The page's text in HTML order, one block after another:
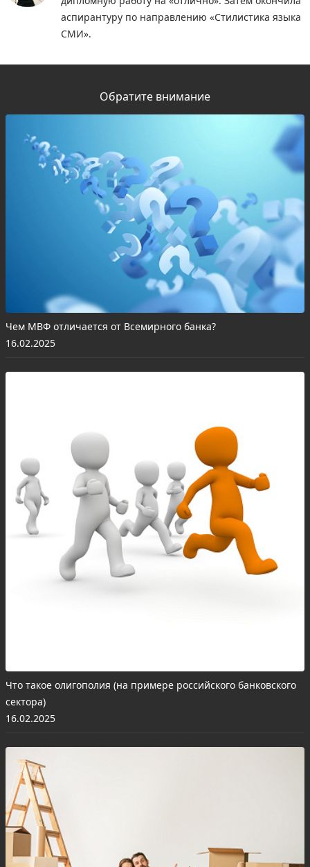
аспирантуру по направлению «Стилистика языка
СМИ».
Обратите внимание
Чем МВФ отличается от Всемирного банка?
16.02.2025
Что такое олигополия (на примере российского банковского
сектора)
16.02.2025